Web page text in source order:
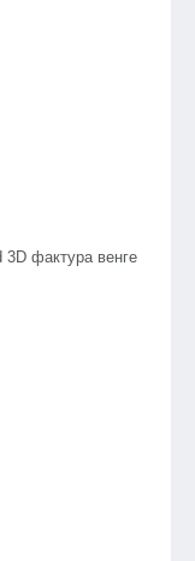
фактура венге